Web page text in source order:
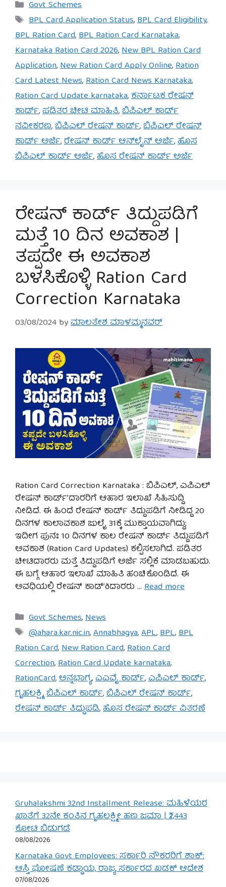
Categories
Govt Schemes
Tags
BPL Card Application Status,BPL Card Eligibility,
BPL Ration Card,BPL Ration Card Karnataka,
Karnataka Ration Card 2026,New BPL Ration Card
Application,New Ration Card Apply Online,Ration
Card Latest News,Ration Card News Karnataka,
Ration Card Update karnataka,ಕರ್ನಾಟಕ ರೇಷನ್
ಕಾರ್ಡ್,ಪಡಿತರ ಚೀಟಿ ಮಾಹಿತಿ,ಬಿಪಿಎಲ್ ಕಾರ್ಡ್
ನವೀಕರಣ,ಬಿಪಿಎಲ್ ರೇಷನ್ ಕಾರ್ಡ್,ಬಿಪಿಎಲ್ ರೇಷನ್
ಕಾರ್ಡ್ ಅರ್ಜಿ,ರೇಷನ್ ಕಾರ್ಡ್ ಆನ್‌ಲೈನ್ ಅರ್ಜಿ,ಹೊಸ
ಬಿಪಿಎಲ್ ಕಾರ್ಡ್ ಅರ್ಜಿ,ಹೊಸ ರೇಷನ್ ಕಾರ್ಡ್ ಅರ್ಜಿ
ರೇಷನ್ ಕಾರ್ಡ್ ತಿದ್ದುಪಡಿಗೆ
ಮತ್ತೆ 10 ದಿನ ಅವಕಾಶ |
ತಪ್ಪದೇ ಈ ಅವಕಾಶ
ಬಳಸಿಕೊಳ್ಳಿ Ration Card
Correction Karnataka
03/08/2024 byಮಾಲತೇಶ ಮಾಳಮ್ಮನವರ್
Ration Card Correction Karnataka : ಬಿಪಿಎಲ್, ಎಪಿಎಲ್
ರೇಷನ್ ಕಾರ್ಡ್’ದಾರರಿಗೆ ಆಹಾರ ಇಲಾಖೆ ಸಿಹಿಸುದ್ದಿ
ನೀಡಿದೆ. ಈ ಹಿಂದೆ ರೇಷನ್ ಕಾರ್ಡ್ ತಿದ್ದುಪಡಿಗೆ ನೀಡಿದ್ದ 20
ದಿನಗಳ ಕಾಲಾವಕಾಶ ಜುಲೈ 31ಕ್ಕೆ ಮುಕ್ತಾಯವಾಗಿದ್ದು;
ಇದೀಗ ಪುನಃ 10 ದಿನಗಳ ಕಾಲ ರೇಷನ್​ ಕಾರ್ಡ್​​ ತಿದ್ದುಪಡಿಗೆ
ಅವಕಾಶ (Ration Card Updates) ಕಲ್ಪಿಸಲಾಗಿದೆ. ಪಡಿತರ
ಚೀಟಿದಾರರು ಮತ್ತೆ ತಿದ್ದುಪಡಿಗೆ ಅರ್ಜಿ ಸಲ್ಲಿಕೆ ಮಾಡಬಹುದು.
ಈ ಬಗ್ಗೆ ಆಹಾರ ಇಲಾಖೆ ಮಾಹಿತಿ ಹಂಚಿಕೊ೦ಡಿದೆ. ಈ
ಅವಧಿಯಲ್ಲಿ ರೇಷನ್ ಕಾಡ್’ðದಾರರು … Read more
Categories
Govt Schemes,News
Tags
@ahara.kar.nic.in,Annabhagya,APL,BPL,BPL
Ration Card,New Ration Card,Ration Card
Correction,Ration Card Update karnataka,
RationCard,ಅನ್ನಭಾಗ್ಯ,ಎಎವೈ ಕಾರ್ಡ್,ಎಪಿಎಲ್ ಕಾರ್ಡ್,
ಗೃಹಲಕ್ಷ್ಮಿ,ಬಿಪಿಎಲ್ ಕಾರ್ಡ್,ಬಿಪಿಎಲ್ ರೇಷನ್ ಕಾರ್ಡ್,
ರೇಷನ್ ಕಾರ್ಡ್ ತಿದ್ದುಪಡಿ,ಹೊಸ ರೇಷನ್ ಕಾರ್ಡ್ ವಿತರಣೆ
Gruhalakshmi 32nd Installment Release: ಮಹಿಳೆಯರ
ಖಾತೆಗೆ 32ನೇ ಕಂತಿನ ಗೃಹಲಕ್ಷ್ಮೀ ಹಣ ಜಮಾ | ₹2,443
ಕೋಟಿ ಬಿಡುಗಡೆ
08/08/2026
Karnataka Govt Employees: ಸರ್ಕಾರಿ ನೌಕರರಿಗೆ ಶಾಕ್:
ಆಸ್ತಿ ಘೋಷಣೆ ಕಡ್ಡಾಯ, ರಾಜ್ಯ ಸರ್ಕಾರದ ಖಡಕ್ ಆದೇಶ
07/08/2026